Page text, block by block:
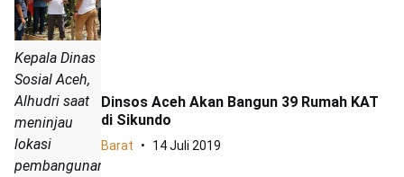
Kepala Dinas
Sosial Aceh,
Alhudri saat
meninjau
lokasi
pembangunan
Dinsos Aceh Akan Bangun 39 Rumah KAT
di Sikundo
Barat 14 Juli 2019